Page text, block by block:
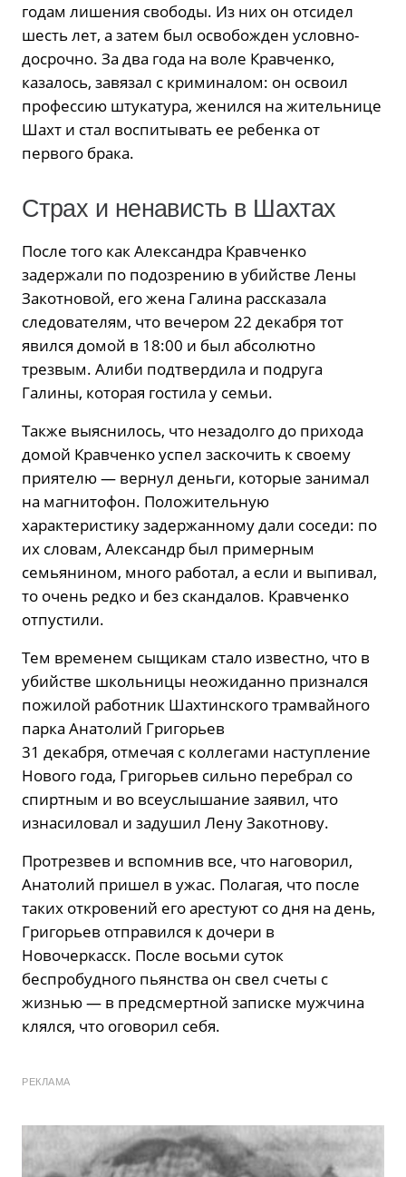
годам лишения свободы. Из них он отсидел
шесть лет, а затем был освобожден условно-
досрочно. За два года на воле Кравченко,
казалось, завязал с криминалом: он освоил
профессию штукатура, женился на жительнице
Шахт и стал воспитывать ее ребенка от
первого брака.
Страх и ненависть в Шахтах
После того как Александра Кравченко
задержали по подозрению в убийстве Лены
Закотновой, его жена Галина рассказала
следователям, что вечером 22 декабря тот
явился домой в 18:00 и был абсолютно
трезвым. Алиби подтвердила и подруга
Галины, которая гостила у семьи.
Также выяснилось, что незадолго до прихода
домой Кравченко успел заскочить к своему
приятелю — вернул деньги, которые занимал
на магнитофон. Положительную
характеристику задержанному дали соседи: по
их словам, Александр был примерным
семьянином, много работал, а если и выпивал,
то очень редко и без скандалов. Кравченко
отпустили.
Тем временем сыщикам стало известно, что в
убийстве школьницы неожиданно признался
пожилой работник Шахтинского трамвайного
парка Анатолий Григорьев
31 декабря, отмечая с коллегами наступление
Нового года, Григорьев сильно перебрал со
спиртным и во всеуслышание заявил, что
изнасиловал и задушил Лену Закотнову.
Протрезвев и вспомнив все, что наговорил,
Анатолий пришел в ужас. Полагая, что после
таких откровений его арестуют со дня на день,
Григорьев отправился к дочери в
Новочеркасск. После восьми суток
беспробудного пьянства он свел счеты с
жизнью — в предсмертной записке мужчина
клялся, что оговорил себя.
РЕКЛАМА